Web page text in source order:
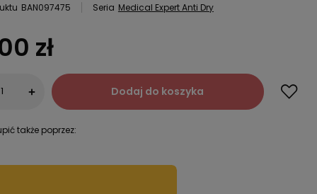
BAN097475 Seria Medical Expert Anti Dry
zł
+ Dodaj do koszyka
także poprzez: